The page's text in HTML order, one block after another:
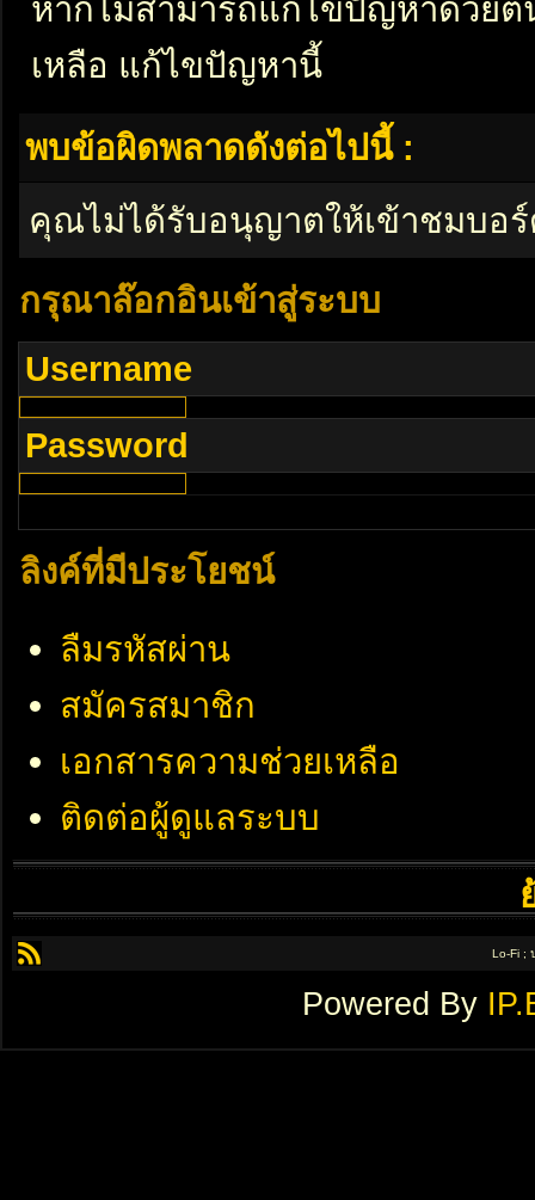
หากไม่สามารถแก้ไขปัญหาด้วย
เหลือ แก้ไขปัญหานี้
พบข้อผิดพลาดดังต่อไปนี้ :
คุณไม่ได้รับอนุญาตให้เข้าชมบอ
กรุณาล๊อกอินเข้าสู่ระบบ
Username
Password
ลิงค์ที่มีประโยชน์
ลืมรหัสผ่าน
สมัครสมาชิก
เอกสารความช่วยเหลือ
ติดต่อผู้ดูแลระบบ
Lo-Fi ;
Powered By